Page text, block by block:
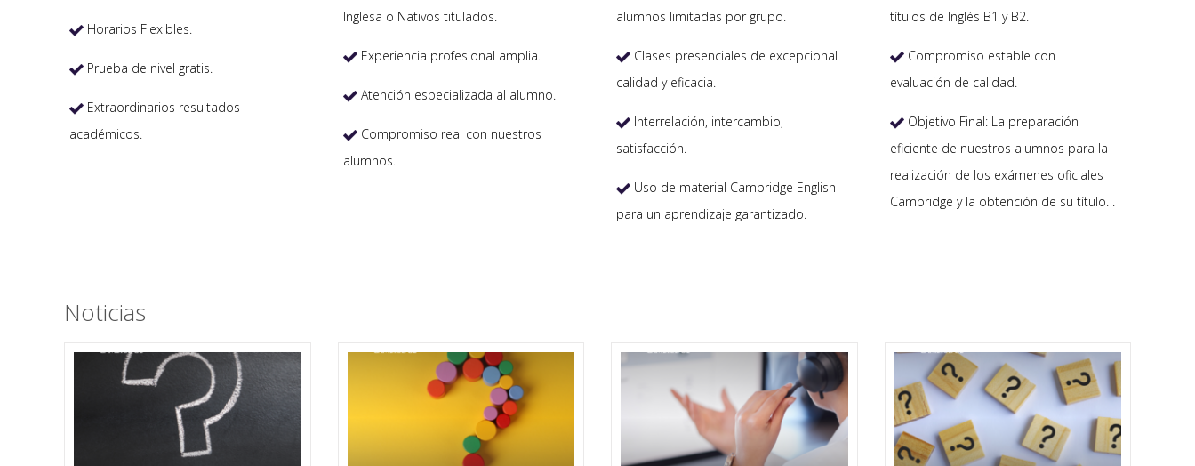
 Horarios Flexibles.
 Prueba de nivel gratis.
 Extraordinarios resultados
académicos.
Inglesa o Nativos titulados.
Experiencia profesional amplia.
Atención especializada al alumno.
Compromiso real con nuestros
alumnos.
alumnos limitadas por grupo.
 Clases presenciales de excepcional
calidad y eficacia.
 Interrelación, intercambio,
satisfacción.
 Uso de material Cambridge English
para un aprendizaje garantizado.
títulos de Inglés B1 y B2.
Compromiso estable con
evaluación de calidad.
Objetivo Final: La preparación
eficiente de nuestros alumnos para la
realización de los exámenes oficiales
Cambridge y la obtención de su título. .
Noticias